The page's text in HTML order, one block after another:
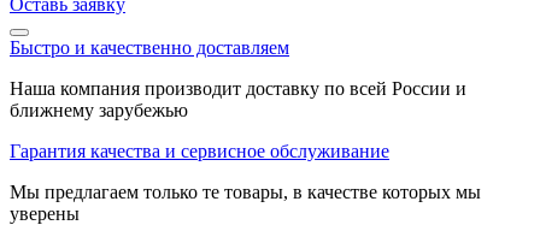
Быстро и качественно доставляем
Наша компания производит доставку по всей России и
ближнему зарубежью
Гарантия качества и сервисное обслуживание
Мы предлагаем только те товары, в качестве которых мы
уверены